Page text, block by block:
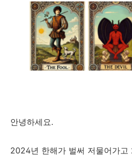
안녕하세요.
2024년 한해가 벌써 저물어가